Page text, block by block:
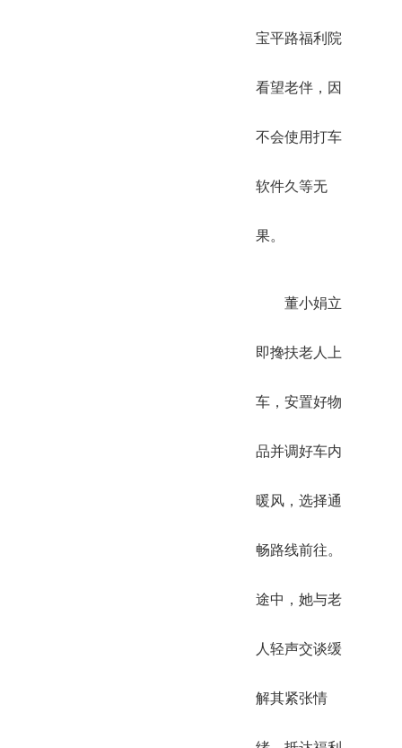
宝平路福利院
看望老伴，因
不会使用打车
软件久等无
果。
董小娟立
即搀扶老人上
车，安置好物
品并调好车内
暖风，选择通
畅路线前往。
途中，她与老
人轻声交谈缓
解其紧张情